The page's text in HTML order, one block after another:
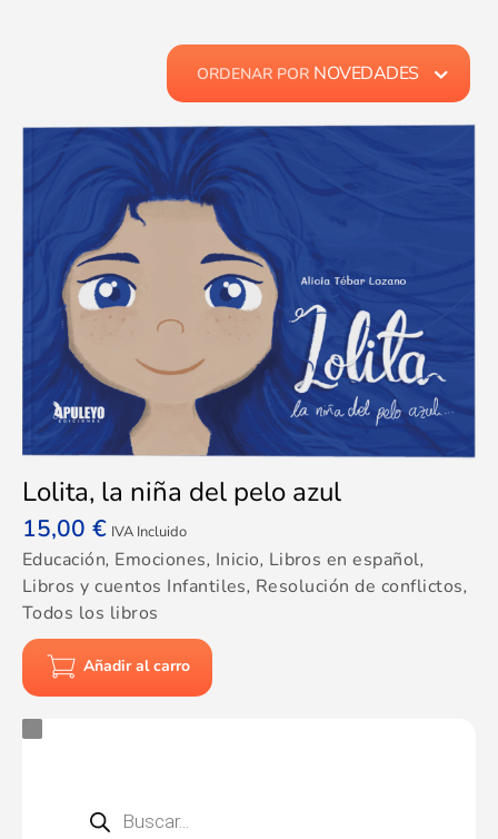
ORDENAR POR NOVEDADES
Lolita, la niña del pelo azul
15,00 € IVA Incluido
Educación, Emociones, Inicio, Libros en español,
Libros y cuentos Infantiles, Resolución de conflictos,
Todos los libros
Añadir al carro